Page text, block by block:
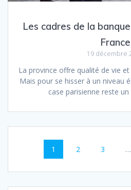
Les cadres de la
France
19 décembre
La province offre qualité de vie
Mais pour se hisser à un niveau
case parisienne reste
Navigation
Page
1 Page
2 Page
3 …